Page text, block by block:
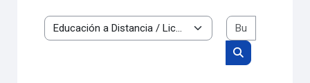
Categorías
Buscar cursos